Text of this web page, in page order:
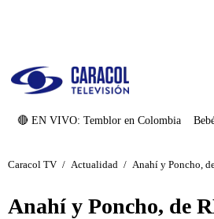
🔴 EN VIVO: Temblor en Colombia
Caracol TV / Actualidad / Anahí y Poncho,
Anahí y Poncho, de